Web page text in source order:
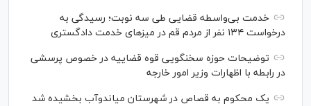
خدمت بی‌واسطه قضایی طی سه نوبت؛ رسیدگی به
درخواست ۱۳۴ نفر از مردم قم در میز‌های خدمت دادگستری
توضیحات حوزه سخنگویی قوه قضاییه در خصوص پرسشی
در رابطه با اظهارات وزیر امور خارجه
یک محکوم به قصاص در شهرستان میاندوآب بخشیده شد